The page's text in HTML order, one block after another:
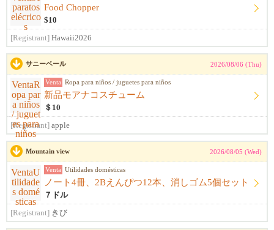
Food Chopper
$10
[Registrant] Hawaii2026
サニーベール 2026/08/06 (Thu)
Venta Ropa para niños / juguetes para niños
新品モアナコスチューム
＄10
[Registrant] apple
Mountain view 2026/08/05 (Wed)
Venta Utilidades domésticas
ノート4冊、2Bえんぴつ12本、消しゴム5個セット
７ドル
[Registrant] きび